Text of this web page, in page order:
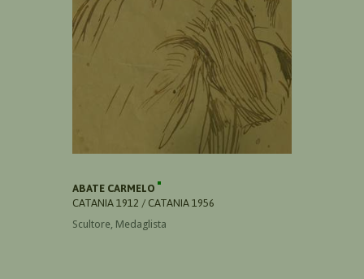
ABATE CARMELO
CATANIA 1912 / CATANIA 1956
Scultore, Medaglista